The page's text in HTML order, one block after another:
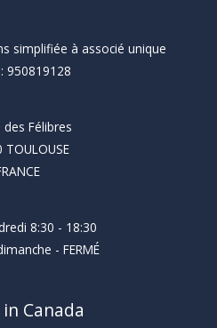
simplifiée à associé unique
: 950819128
des Félibres
TOULOUSE
8:30 - 18:30
- FERMÉ
Canada